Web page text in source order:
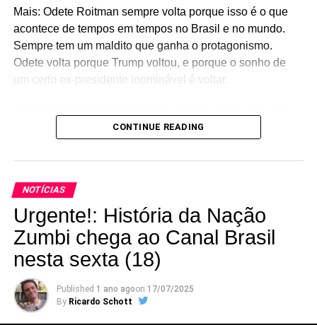
Mais: Odete Roitman sempre volta porque isso é o que
acontece de tempos em tempos no Brasil e no mundo.
Sempre tem um maldito que ganha o protagonismo.
Odete volta porque Trump voltou, e porque o sonho de
um certo ex-presidente inominável é voltar.
também o que escreveua Patricia D’Abreu, que me deu
foi definitivamente invadida pela publicidade, nada como
usar a linguagem publicitária no roteiro da trama. Em
vários momentos – e isso rolou no final – Vale Tudo
usada mais para passar ideias e “entregar” coisas do que
para contar uma história propriamente dita. Tudo isso aí
de cima foi “publicado” como numa colagem mal feita.
Eu tento enxergar isso como uma tendência dos dias de
CONTINUE READING
NOTÍCIAS
Urgente!: História da Nação
Zumbi chega ao Canal Brasil
nesta sexta (18)
Published 1 ano agoon 17/07/2025
By Ricardo Schott